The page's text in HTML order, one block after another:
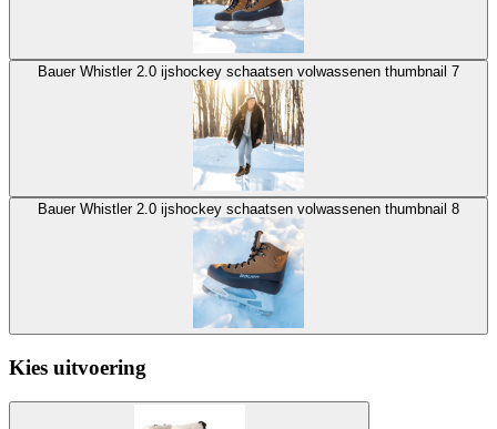
Bauer Whistler 2.0 ijshockey schaatsen volwassenen thumbnail 7
Bauer Whistler 2.0 ijshockey schaatsen volwassenen thumbnail 8
Kies uitvoering